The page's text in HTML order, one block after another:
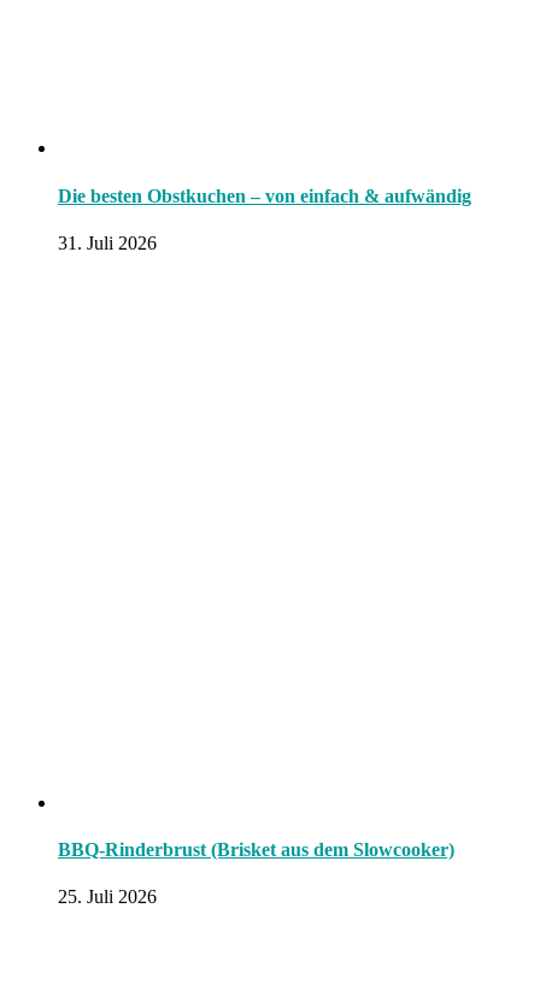
Die besten Obstkuchen – von einfach & aufwändig
31. Juli 2026
BBQ-Rinderbrust (Brisket aus dem Slowcooker)
25. Juli 2026